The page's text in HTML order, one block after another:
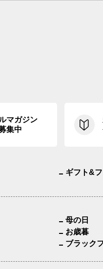
マガジン
集中
ギフト&
母の日
お歳暮
ブラック